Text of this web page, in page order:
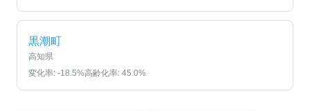
黒潮町
高知県
変化率: -18.5%高齢化率: 45.0%